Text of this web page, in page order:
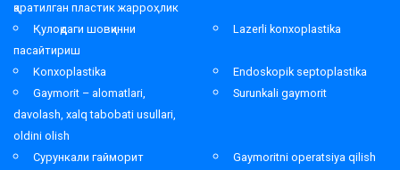
қаратилган пластик жарроҳлик
Қулоқдаги шовқинни
пасайтириш
Lazerli konxoplastika
Konxoplastika
Endoskopik septoplastika
Gaymorit – alomatlari,
davolash, xalq tabobati usullari,
oldini olish
Surunkali gaymorit
Сурункали гайморит
Gaymoritni operatsiya qilish